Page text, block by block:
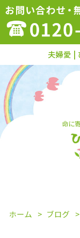
夫婦愛 |
命に
ホーム ブログ